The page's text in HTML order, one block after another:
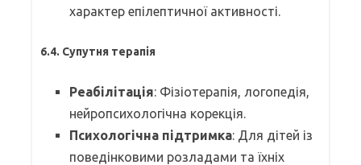
характер епілептичної активності.
6.4. Супутня терапія
Реабілітація: Фізіотерапія, логопедія,
нейропсихологічна корекція.
Психологічна підтримка: Для дітей із
поведінковими розладами та їхніх